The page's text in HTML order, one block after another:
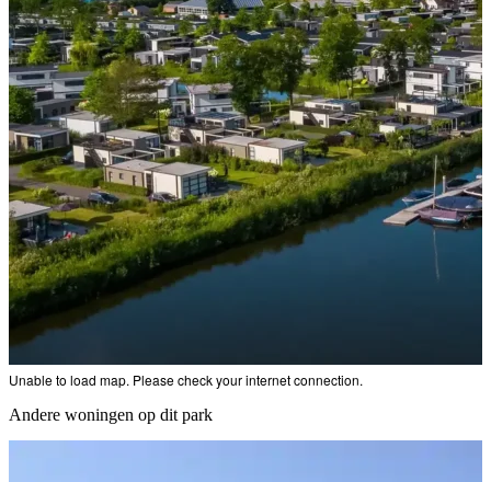
Unable to load map. Please check your internet connection.
Andere woningen op dit park